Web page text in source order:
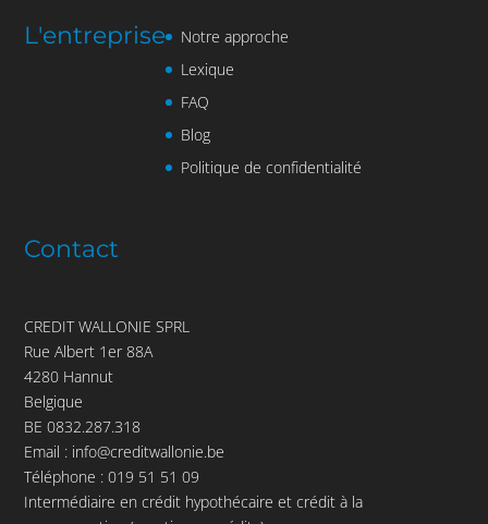
L'entreprise
Notre approche
Lexique
FAQ
Blog
Politique de confidentialité
Contact
CREDIT WALLONIE SPRL
Rue Albert 1er 88A
4280 Hannut
Belgique
BE 0832.287.318
Email : info@creditwallonie.be
Téléphone :019 51 51 09
Intermédiaire en crédit hypothécaire et crédit à la